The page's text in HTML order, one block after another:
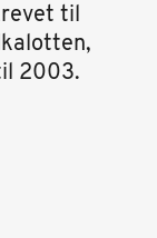
til
2003.